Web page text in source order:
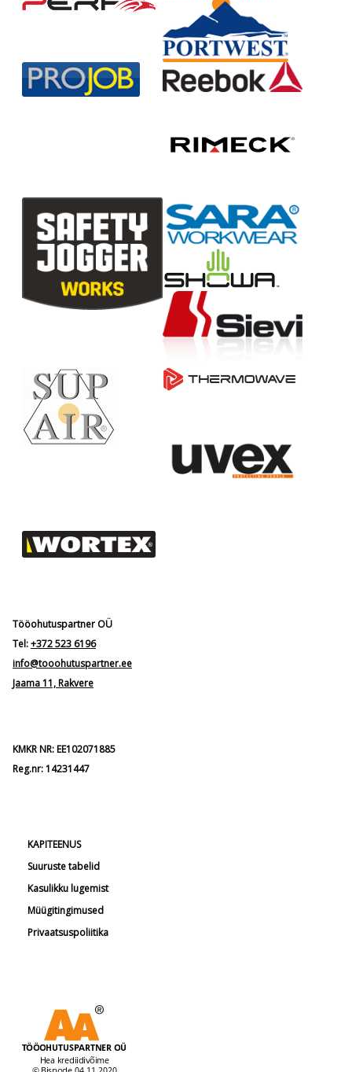
Tööohutuspartner OÜ
Tel:+372 523 6196
info@tooohutuspartner.ee
Jaama 11, Rakvere
KMKR NR: EE102071885
Reg.nr: 14231447
KAPITEENUS
Suuruste tabelid
Kasulikku lugemist
Müügitingimused
Privaatsuspoliitika